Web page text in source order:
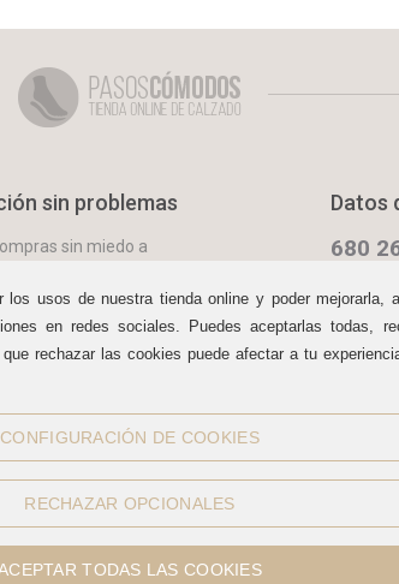
sin problemas
sin miedo a
durante 15 días.
Datos
680
09:30 a
Cómo
usos de nuestra tienda online y poder mejorarla,
en redes sociales. Puedes aceptarlas todas,
rechazar las cookies puede afectar a tu
CONFIGURACIÓN DE COOKIES
RECHAZAR OPCIONALES
TODAS LAS COOKIES